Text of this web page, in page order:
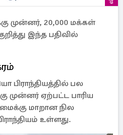
முன்னர், 20,000 மக்கள்
இந்த பதிவில்
பிராந்தியத்தில் பல
முன்னர் ஏற்பட்ட பாரிய
மாறான நில
உள்ளது.